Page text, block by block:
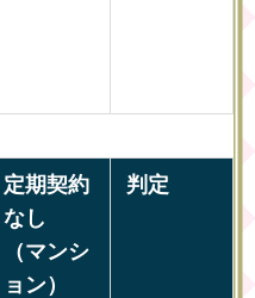
定期契約
なし
（マンシ
ョン）
判定